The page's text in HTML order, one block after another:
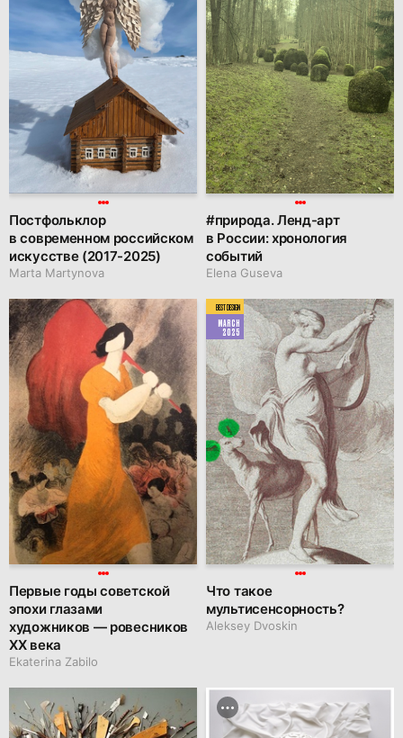
Постфольклор
в современном российском
искусстве (2017-2025)
Marta Martynova
#природа. Ленд-арт
в России: хронология
событий
Elena Guseva
Первые годы советской
эпохи глазами
художников — ровесников
XX века
Ekaterina Zabilo
BEST DESIGN
MARCH
2025
Что такое
мультисенсорность?
Aleksey Dvoskin